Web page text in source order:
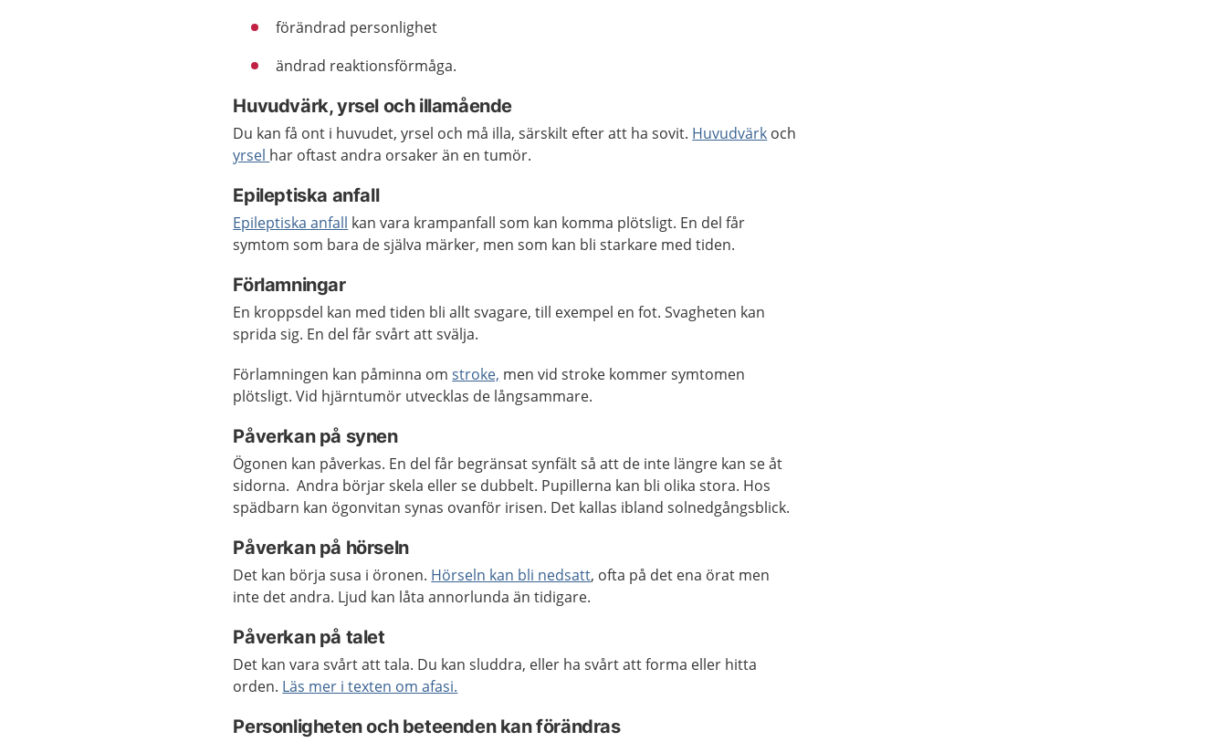
förändrad personlighet
ändrad reaktionsförmåga.
Huvudvärk, yrsel och illamående
Du kan få ont i huvudet, yrsel och må illa, särskilt efter att ha sovit. Huvudvärk och
yrsel har oftast andra orsaker än en tumör.
Epileptiska anfall
Epileptiska anfall kan vara krampanfall som kan komma plötsligt. En del får
symtom som bara de själva märker, men som kan bli starkare med tiden.
Förlamningar
En kroppsdel kan med tiden bli allt svagare, till exempel en fot. Svagheten kan
sprida sig. En del får svårt att svälja.
Förlamningen kan påminna omstroke, men vid stroke kommer symtomen
plötsligt. Vid hjärntumör utvecklas de långsammare.
Påverkan på synen
Ögonen kan påverkas. En del får begränsat synfält så att de inte längre kan se åt
sidorna. Andra börjar skela eller se dubbelt. Pupillerna kan bli olika stora. Hos
spädbarn kan ögonvitan synas ovanför irisen. Det kallas ibland solnedgångsblick.
Påverkan på hörseln
Det kan börja susa i öronen. Hörseln kan bli nedsatt, ofta på det ena örat men
inte det andra. Ljud kan låta annorlunda än tidigare.
Påverkan på talet
Det kan vara svårt att tala. Du kan sluddra, eller ha svårt att forma eller hitta
orden. Läs mer i texten om afasi.
Personligheten och beteenden kan förändras